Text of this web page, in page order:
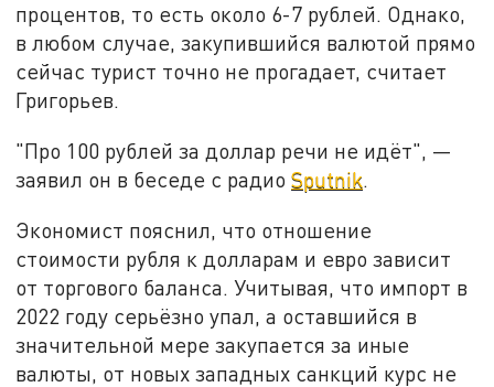
процентов, то есть около 6-7 рублей. Однако,
в любом случае, закупившийся валютой прямо
сейчас турист точно не прогадает, считает
Григорьев.
"Про 100 рублей за доллар речи не идёт", —
заявил он в беседе с радиоSputnik.
Экономист пояснил, что отношение
стоимости рубля к долларам и евро зависит
от торгового баланса. Учитывая, что импорт в
2022 году серьёзно упал, а оставшийся в
значительной мере закупается за иные
валюты, от новых западных санкций курс не